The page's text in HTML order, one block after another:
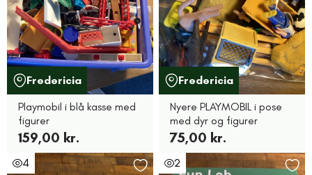
Fredericia
Playmobil i blå kasse med
figurer
159,00 kr.
Fredericia
Nyere PLAYMOBIL i pose
med dyr og figurer
75,00 kr.
4 2